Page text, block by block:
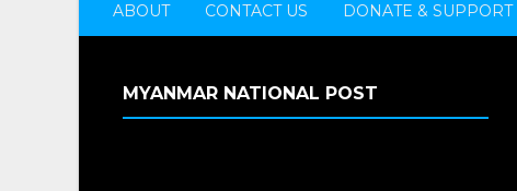
ABOUT CONTACT US DONATE & SUPPORT
MYANMAR NATIONAL POST